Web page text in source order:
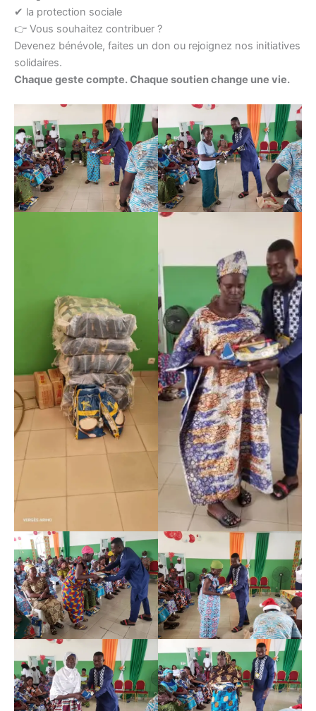
✔ la protection sociale
👉 Vous souhaitez contribuer ?
Devenez bénévole, faites un don ou rejoignez nos initiatives
solidaires.
Chaque geste compte. Chaque soutien change une vie.